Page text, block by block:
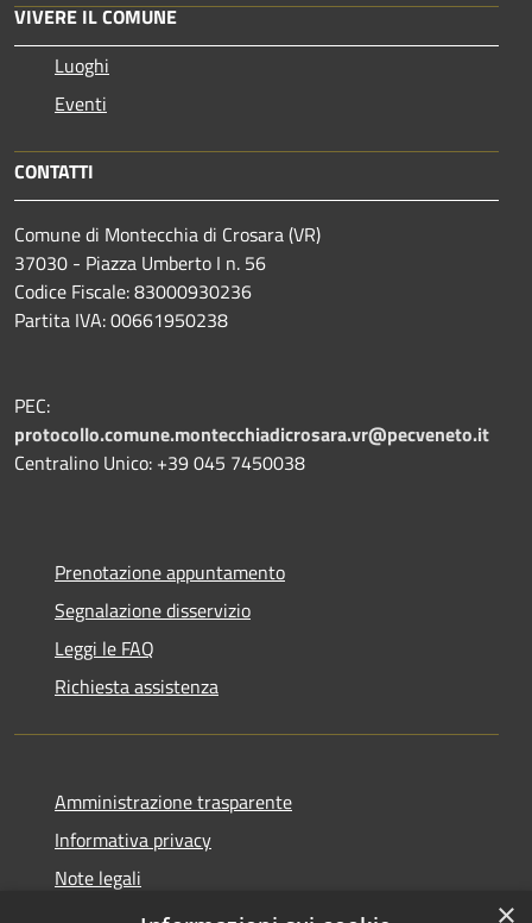
VIVERE IL COMUNE
Luoghi
Eventi
CONTATTI
Comune di Montecchia di Crosara (VR)
37030 - Piazza Umberto I n. 56
Codice Fiscale: 83000930236
Partita IVA: 00661950238
PEC:
protocollo.comune.montecchiadicrosara.vr@pecveneto.it
Centralino Unico: +39 045 7450038
Prenotazione appuntamento
Segnalazione disservizio
Leggi le FAQ
Richiesta assistenza
Amministrazione trasparente
Informativa privacy
Note legali
Dichiarazione di accessibilità
×